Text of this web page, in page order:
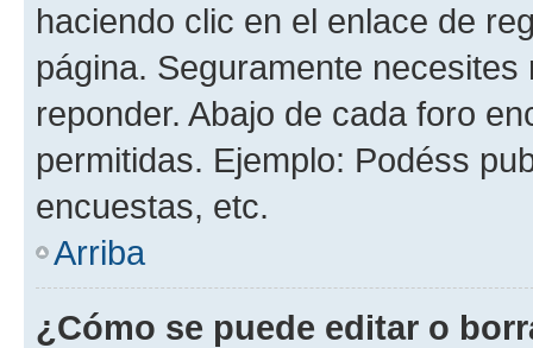
haciendo clic en el enlace de
página. Seguramente
reponder. Abajo de cada foro
permitidas. Ejemplo: Podéss
encuestas, etc.
Arriba
¿Cómo se puede editar o